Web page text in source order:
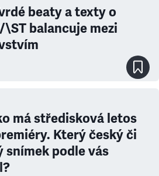
beaty a texty o
balancuje mezi
má středisková letos
Který český či
snímek podle vás